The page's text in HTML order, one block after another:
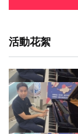
活動花絮